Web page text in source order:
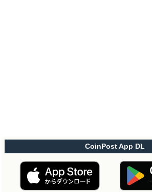
CoinPost App DL